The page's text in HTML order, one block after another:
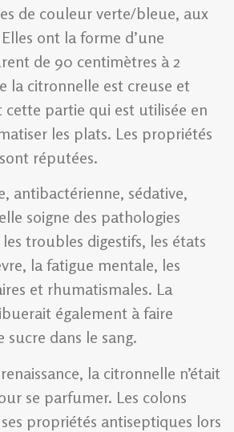
de couleur verte/bleue, aux
ont la forme d’une
de 90 centimètres à 2
la citronnelle est creuse et
cette partie qui est utilisée en
les plats. Les propriétés
réputées.
antibactérienne, sédative,
soigne des pathologies
troubles digestifs, les états
la fatigue mentale, les
et rhumatismales. La
également à faire
sucre dans le sang.
la citronnelle n’était
se parfumer. Les colons
propriétés antiseptiques lors